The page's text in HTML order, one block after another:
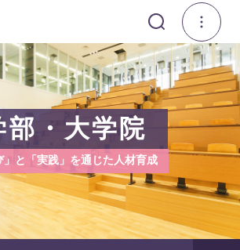
部・大学院
」と「実践」を通じた人材育成